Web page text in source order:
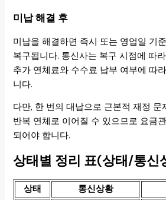
미납 해결 후
미납을 해결하면 즉시 또는 영업일 기
복구됩니다. 통신사는 복구 시점에 따
추가 연체료와 수수료 납부 여부에 따
니다.
다만, 한 번의 대납으로 근본적 재정 문
반복 연체로 이어질 수 있으므로 요금
되어야 합니다.
상태별 정리 표(상태/통신
상태 통신상황